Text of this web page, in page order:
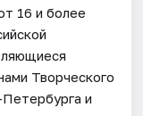
16 и более
Творческого
и